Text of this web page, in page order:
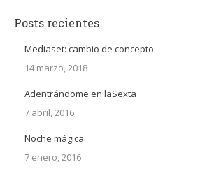
Posts recientes
Mediaset: cambio de concepto
14 marzo, 2018
Adentrándome en laSexta
7 abril, 2016
Noche mágica
7 enero, 2016